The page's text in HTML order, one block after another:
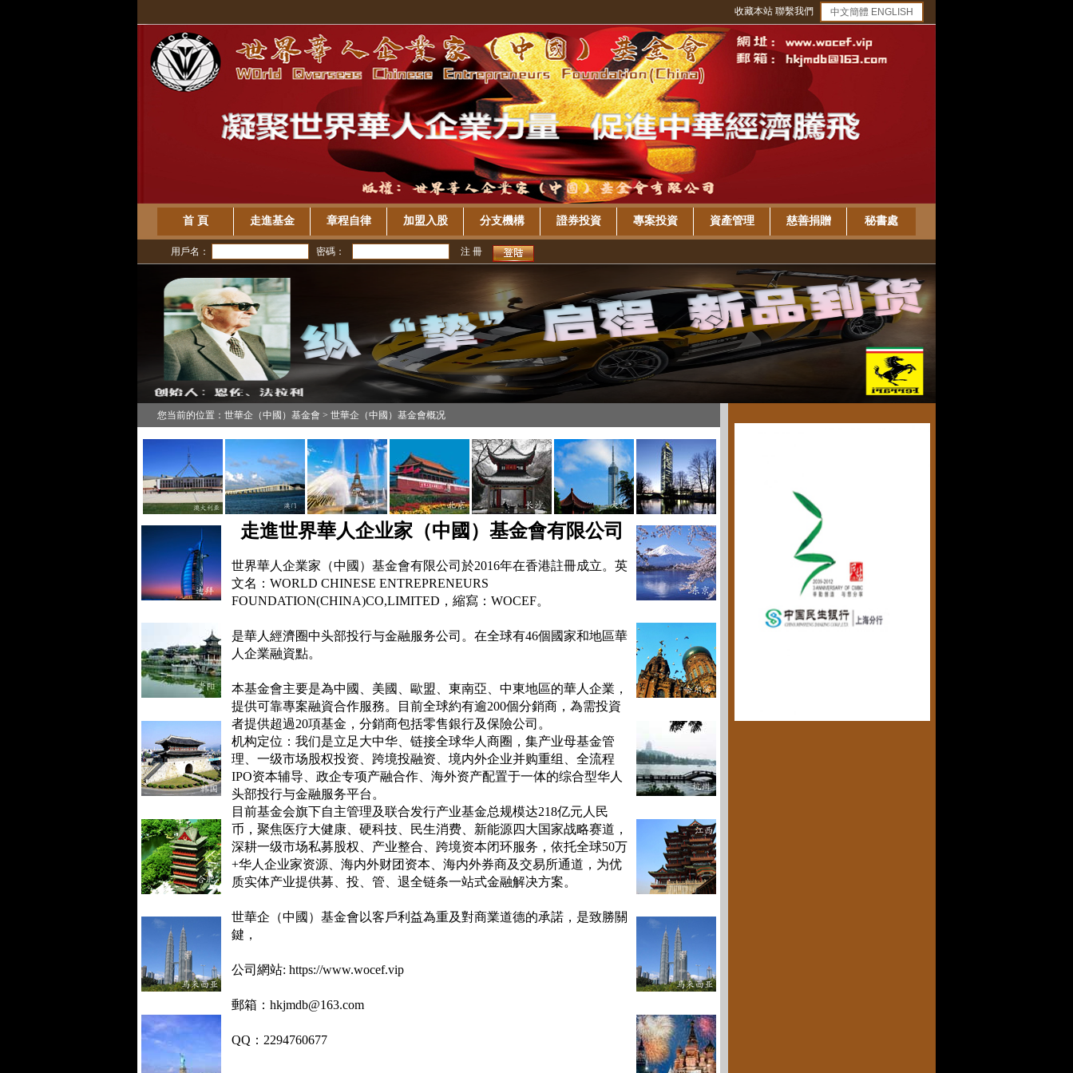
收藏本站 聯繫我們 中文簡體 ENGLISH
首 頁 走進基金 章程自律 加盟入股 分支機構 證券投資 專案投資 資產管理 慈善捐贈 秘書處
用戶名： 密碼： 注 冊
您当前的位置：世華企（中國）基金會 > 世華企（中國）基金會概况
走進世界華人企业家（中國）基金會有限公司
世界華人企業家（中國）基金會有限公司於2016年在香港註冊成立。英
文名：WORLD CHINESE ENTREPRENEURS
FOUNDATION(CHINA)CO,LIMITED，縮寫：WOCEF。
是華人經濟圈中头部投行与金融服务公司。在全球有46個國家和地區華
人企業融資點。
本基金會主要是為中國、美國、歐盟、東南亞、中東地區的華人企業，
提供可靠專案融資合作服務。目前全球約有逾200個分銷商，為需投資
者提供超過20項基金，分銷商包括零售銀行及保險公司。
机构定位：我们是立足大中华、链接全球华人商圈，集产业母基金管
理、一级市场股权投资、跨境投融资、境内外企业并购重组、全流程
IPO资本辅导、政企专项产融合作、海外资产配置于一体的综合型华人
头部投行与金融服务平台。
目前基金会旗下自主管理及联合发行产业基金总规模达218亿元人民
币，聚焦医疗大健康、硬科技、民生消费、新能源四大国家战略赛道，
深耕一级市场私募股权、产业整合、跨境资本闭环服务，依托全球50万
+华人企业家资源、海内外财团资本、海内外券商及交易所通道，为优
质实体产业提供募、投、管、退全链条一站式金融解决方案。
世華企（中國）基金會以客戶利益為重及對商業道德的承諾，是致勝關
鍵，
公司網站: https://www.wocef.vip
郵箱：hkjmdb@163.com
QQ：2294760677